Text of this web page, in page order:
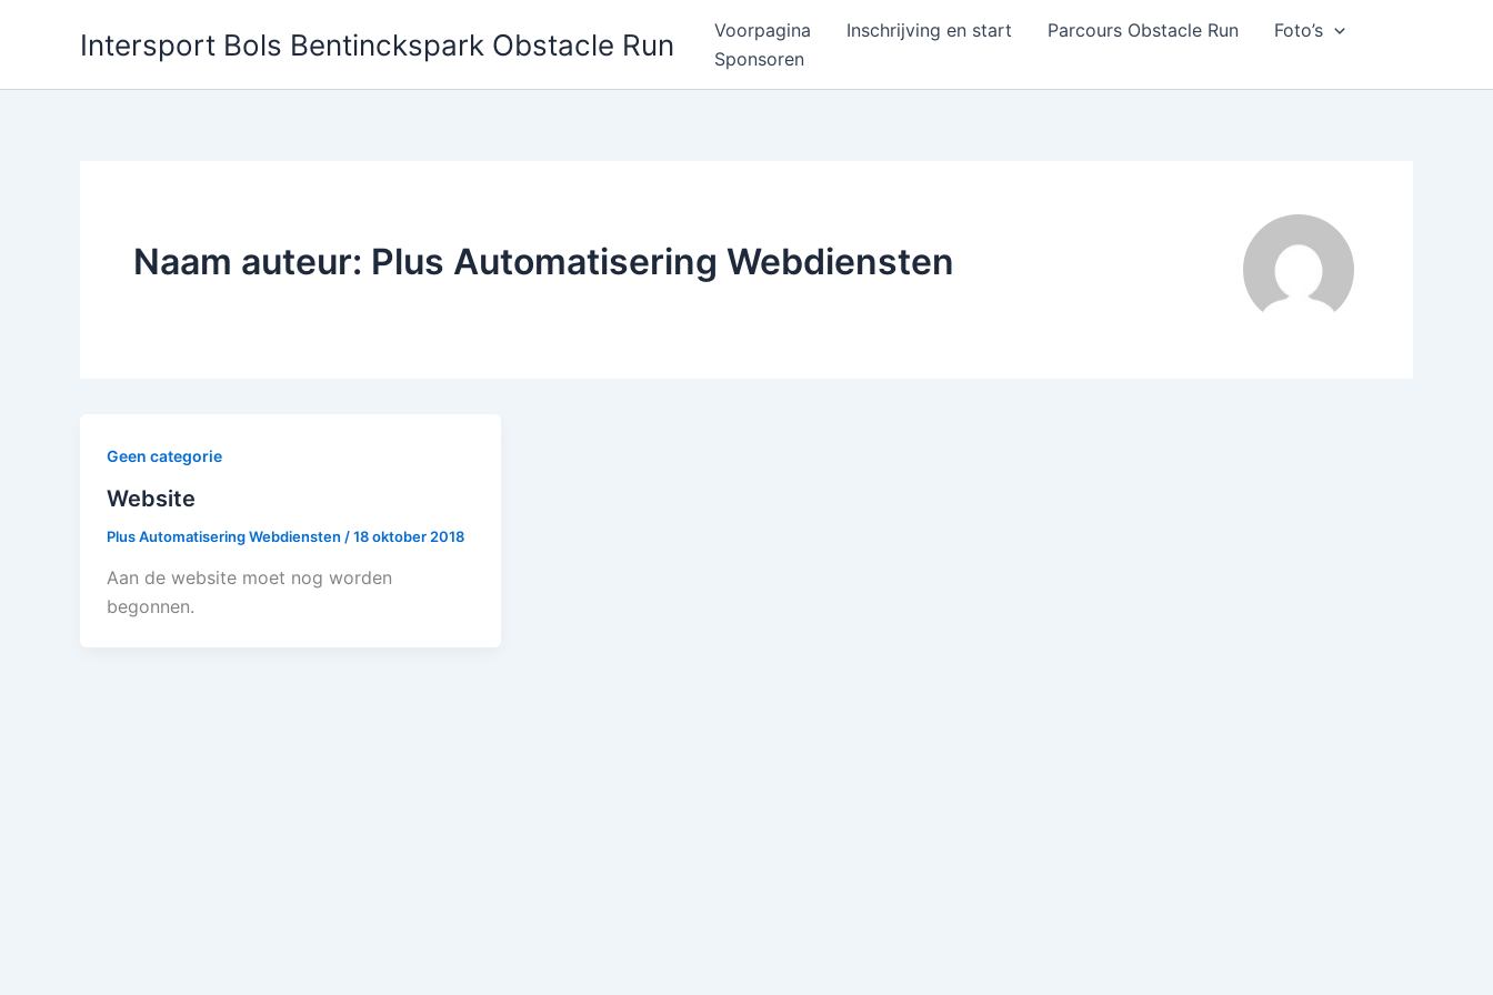
Intersport Bols Bentinckspark Obstacle Run Voorpagina Inschrijving en start Parcours Obstacle Run
Foto’s
Sponsoren
Naam auteur: Plus Automatisering Webdiensten
Geen categorie
Website
Plus Automatisering Webdiensten /18 oktober 2018
Aan de website moet nog worden
begonnen.